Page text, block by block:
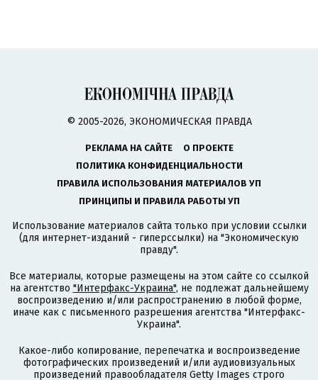
© 2005-2026, ЭКОНОМИЧЕСКАЯ ПРАВДА
РЕКЛАМА НА САЙТЕ
О ПРОЕКТЕ
ПОЛИТИКА КОНФИДЕНЦИАЛЬНОСТИ
ПРАВИЛА ИСПОЛЬЗОВАНИЯ МАТЕРИАЛОВ УП
ПРИНЦИПЫ И ПРАВИЛА РАБОТЫ УП
Использование материалов сайта только при условии ссылки
(для интернет-изданий - гиперссылки) на "Экономическую
правду".
Все материалы, которые размещены на этом сайте со ссылкой
на агентство "Интерфакс-Украина", не подлежат дальнейшему
воспроизведению и/или распространению в любой форме,
иначе как с письменного разрешения агентства "Интерфакс-
Украина".
Какое-либо копирование, перепечатка и воспроизведение
фотографических произведений и/или аудиовизуальных
произведений правообладателя Getty Images строго